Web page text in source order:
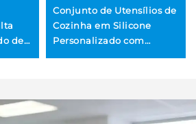
de
Conjunto de Utensílios de
Cozinha em Silicone
Personalizado com
Espátula, Pá e Conjunto
de Ferramentas de